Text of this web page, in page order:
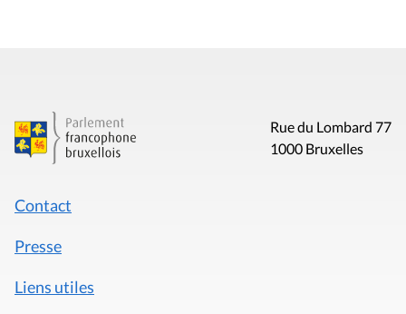
Rue du Lombard 77
1000 Bruxelles
Contact
Presse
Liens utiles